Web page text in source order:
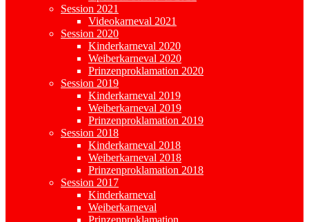
Session 2021
Videokarneval 2021
Session 2020
Kinderkarneval 2020
Weiberkarneval 2020
Prinzenproklamation 2020
Session 2019
Kinderkarneval 2019
Weiberkarneval 2019
Prinzenproklamation 2019
Session 2018
Kinderkarneval 2018
Weiberkarneval 2018
Prinzenproklamation 2018
Session 2017
Kinderkarneval
Weiberkarneval
Prinzenproklamation